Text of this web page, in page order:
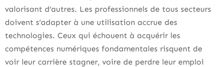
valorisant d’autres. Les professionnels de tous secteurs
doivent s’adapter à une utilisation accrue des
technologies. Ceux qui échouent à acquérir les
compétences numériques fondamentales risquent de
voir leur carrière stagner, voire de perdre leur emploi